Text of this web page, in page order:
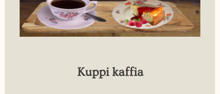
Kuppi kaffia